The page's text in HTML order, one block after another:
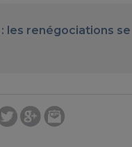
les renégociations se